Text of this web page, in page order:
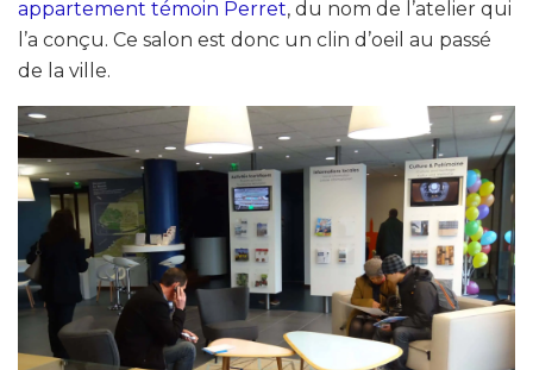
appartement témoin Perret, du nom de l’atelier qui
l’a conçu. Ce salon est donc un clin d’oeil au passé
de la ville.